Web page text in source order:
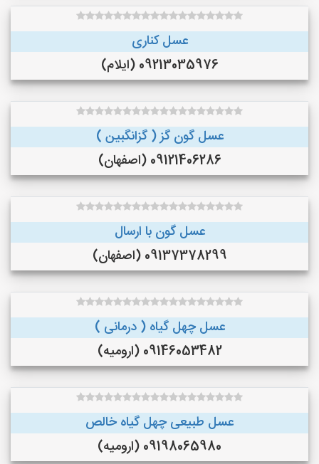
عسل کناری
09213035976 (ایلام)
عسل گون گز ( گزانگبین )
09121406286 (اصفهان)
عسل گون با ارسال
09137378299 (اصفهان)
عسل چهل گیاه ( درمانی )
09146053482 (ارومیه)
عسل طبیعی چهل گیاه خالص
09198065980 (ارومیه)